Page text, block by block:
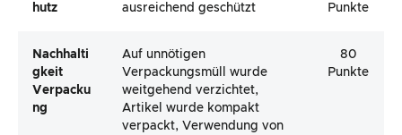
Hutz ausreichend geschützt Punkte
Nachhalti
Gkeit
Verpacku
Ng
Auf unnötigen
Verpackungsmüll wurde
weitgehend verzichtet,
Artikel wurde kompakt
verpackt, Verwendung von
80
Punkte